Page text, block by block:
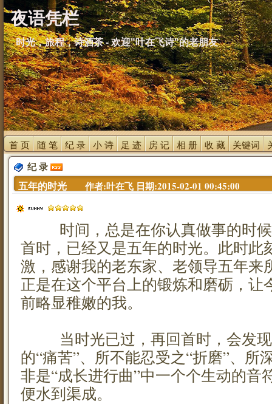
夜语凭栏
时光，旅程，诗酒茶 - 欢迎"叶在飞诗"的老朋友
首 页 随 笔 纪 录 小 诗 足 迹 房 记 相 册 收 藏 关键词
纪 录
五年的时光 作者:叶在飞 日期:2015-02-01 00:45:00
时间，总是在你认真做事的时候
首时，已经又是五年的时光。此时此
激，感谢我的老东家、老领导五年来
正是在这个平台上的锻炼和磨砺，让
前略显稚嫩的我。
当时光已过，再回首时，会发现
的“痛苦”、所不能忍受之“折磨”、所
非是“成长进行曲”中一个个生动的音
便水到渠成。